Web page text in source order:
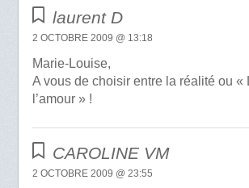
laurent D
2 OCTOBRE 2009 @ 13:18
Marie-Louise,
A vous de choisir entre la réalité ou «
l’amour » !
CAROLINE VM
2 OCTOBRE 2009 @ 23:55